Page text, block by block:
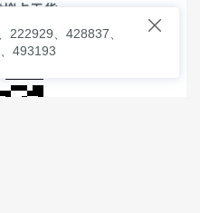
卡干货

222929、428837、
493193